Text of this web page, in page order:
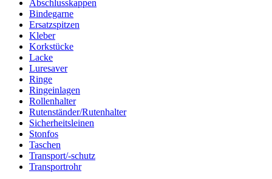
Abschlusskappen
Bindegarne
Ersatzspitzen
Kleber
Korkstücke
Lacke
Luresaver
Ringe
Ringeinlagen
Rollenhalter
Rutenständer/Rutenhalter
Sicherheitsleinen
Stonfos
Taschen
Transport/-schutz
Transportrohr